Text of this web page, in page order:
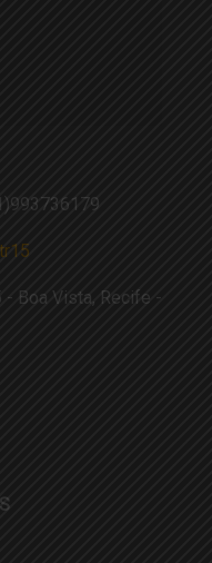
- Boa Vista, Recife -